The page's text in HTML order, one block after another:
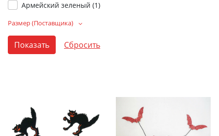
Армейский зеленый (1)
Размер (Поставщика)